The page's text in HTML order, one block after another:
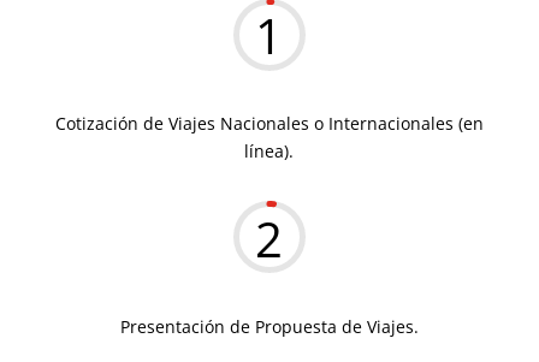
1
Cotización de Viajes Nacionales o Internacionales (en
línea).
2
Presentación de Propuesta de Viajes.